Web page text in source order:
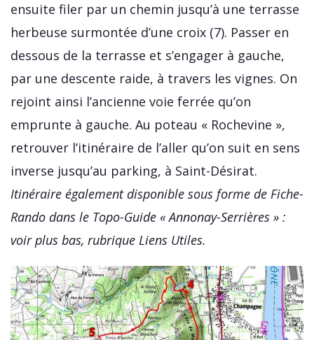
ensuite filer par un chemin jusqu’à une terrasse
herbeuse surmontée d’une croix (7). Passer en
dessous de la terrasse et s’engager à gauche,
par une descente raide, à travers les vignes. On
rejoint ainsi l’ancienne voie ferrée qu’on
emprunte à gauche. Au poteau « Rochevine »,
retrouver l’itinéraire de l’aller qu’on suit en sens
inverse jusqu’au parking, à Saint-Désirat.
Itinéraire également disponible sous forme de Fiche-
Rando dans le Topo-Guide « Annonay-Serrières » :
voir plus bas, rubrique Liens Utiles.